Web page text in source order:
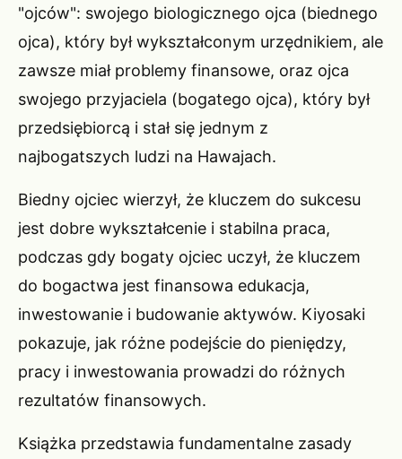
"ojców": swojego biologicznego ojca (biednego
ojca), który był wykształconym urzędnikiem, ale
zawsze miał problemy finansowe, oraz ojca
swojego przyjaciela (bogatego ojca), który był
przedsiębiorcą i stał się jednym z
najbogatszych ludzi na Hawajach.
Biedny ojciec wierzył, że kluczem do sukcesu
jest dobre wykształcenie i stabilna praca,
podczas gdy bogaty ojciec uczył, że kluczem
do bogactwa jest finansowa edukacja,
inwestowanie i budowanie aktywów. Kiyosaki
pokazuje, jak różne podejście do pieniędzy,
pracy i inwestowania prowadzi do różnych
rezultatów finansowych.
Książka przedstawia fundamentalne zasady